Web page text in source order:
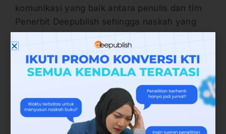
komunikasi yang baik antara penulis dan tim
Penerbit Deepublish sehingga naskah yang
dipublikasi atau dicetak benar-benar
berkualitas.
6. Proses Penerbitan
Fasilitas layanan parafrase online Indonesia
yang ditawarkan Penerbit Deepublish yang
terakhir adalah proses penerbitan. Pada